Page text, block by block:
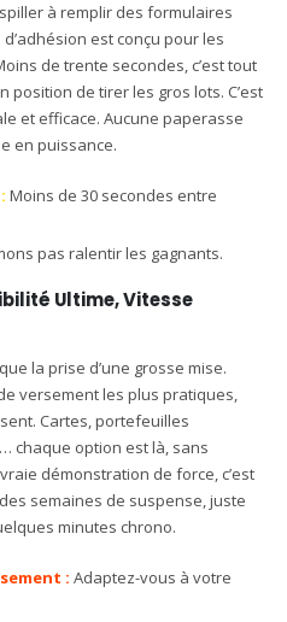
à remplir des formulaires
est conçu pour les
de trente secondes, c’est tout
position de tirer les gros lots. C’est
et efficace. Aucune paperasse
en puissance.
Moins de 30 secondes entre
pas ralentir les gagnants.
Ultime, Vitesse
la prise d’une grosse mise.
versement les plus pratiques,
Cartes, portefeuilles
chaque option est là, sans
démonstration de force, c’est
semaines de suspense, juste
minutes chrono.
: Adaptez-vous à votre